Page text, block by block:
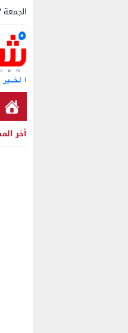
الجمعة 7 أغسطس 2026 - 14:10 مساءً
أخر